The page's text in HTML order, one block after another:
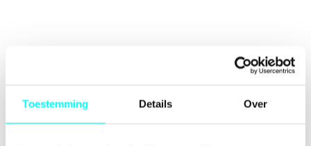
Toestemming Details Over